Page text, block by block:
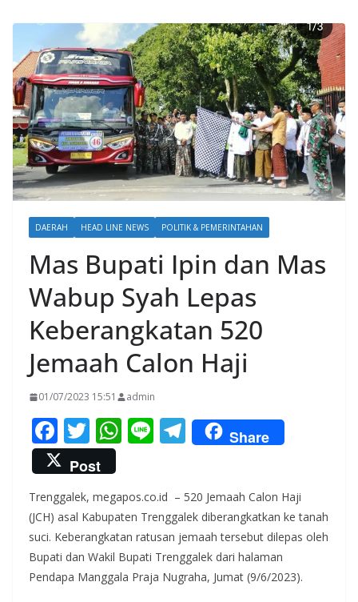
DAERAH HEAD LINE NEWS POLITIK & PEMERINTAHAN
Mas Bupati Ipin dan Mas
Wabup Syah Lepas
Keberangkatan 520
Jemaah Calon Haji
01/07/2023 15:51 admin
F
ac
e
b
o
o
k
T
w
itt
er
W
s
A
p
p
Li T
el
gr
a
m
Share
Post
Trenggalek, megapos.co.id – 520 Jemaah Calon Haji
(JCH) asal Kabupaten Trenggalek diberangkatkan ke tanah
suci. Keberangkatan ratusan jemaah tersebut dilepas oleh
Bupati dan Wakil Bupati Trenggalek dari halaman
Pendapa Manggala Praja Nugraha, Jumat (9/6/2023).